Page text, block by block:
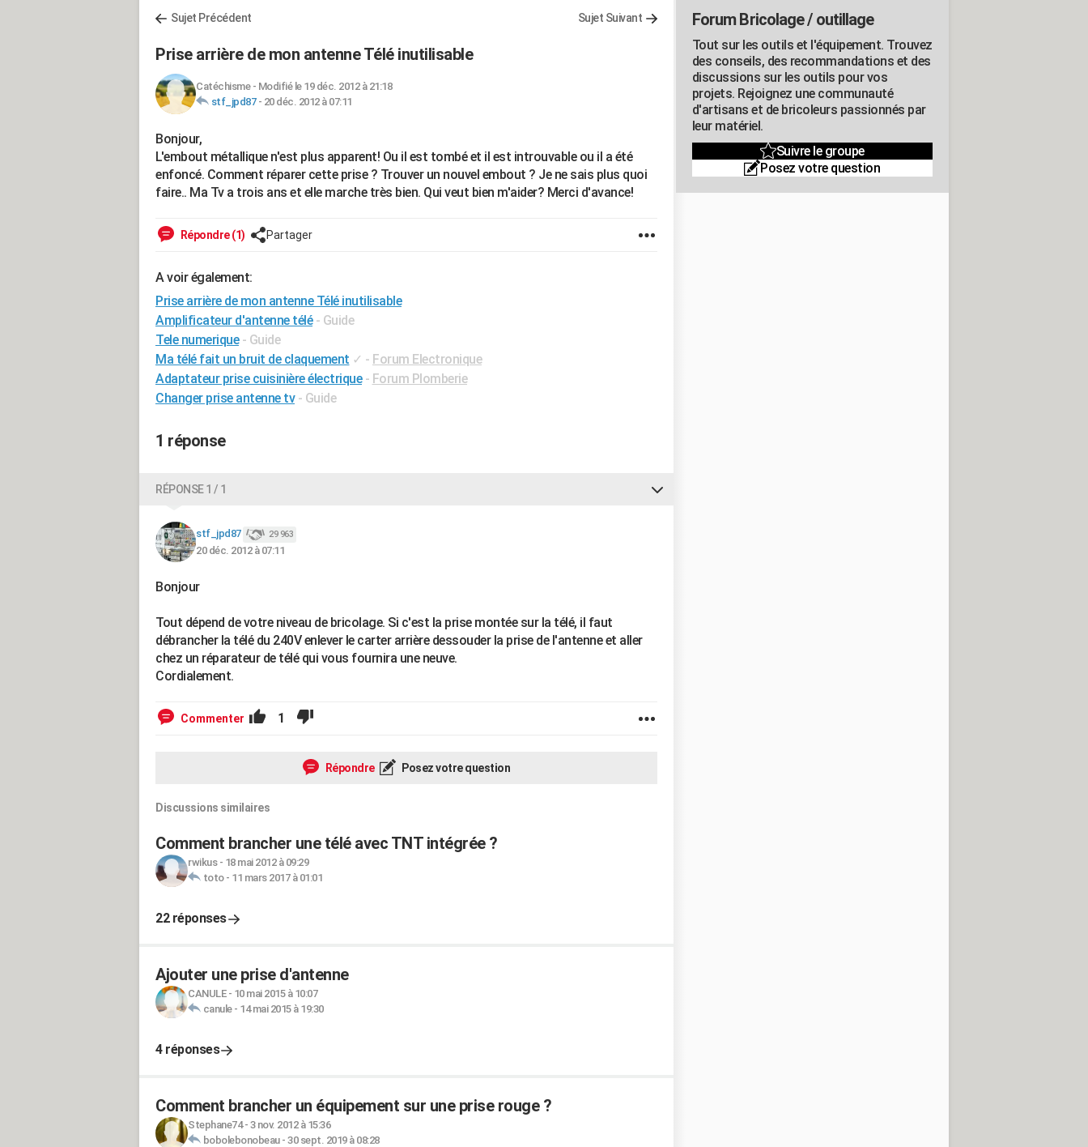
Sujet Précédent Sujet Suivant
Prise arrière de mon antenne Télé inutilisable
Catéchisme- Modifié le 19 déc. 2012 à 21:18
stf_jpd87- 20 déc. 2012 à 07:11
Bonjour,
L'embout métallique n'est plus apparent! Ou il est tombé et il est introuvable ou il a été
enfoncé. Comment réparer cette prise ? Trouver un nouvel embout ? Je ne sais plus quoi
faire.. Ma Tv a trois ans et elle marche très bien. Qui veut bien m'aider? Merci d'avance!
Répondre (1) Partager
A voir également:
Prise arrière de mon antenne Télé inutilisable
Amplificateur d'antenne télé - Guide
Tele numerique - Guide
Ma télé fait un bruit de claquement ✓ - Forum Electronique
Adaptateur prise cuisinière électrique - Forum Plomberie
Changer prise antenne tv - Guide
1 réponse
RÉPONSE 1 / 1
stf_jpd87 29 963
20 déc. 2012 à 07:11
Bonjour
Tout dépend de votre niveau de bricolage. Si c'est la prise montée sur la télé, il faut
débrancher la télé du 240V enlever le carter arrière dessouder la prise de l'antenne et aller
chez un réparateur de télé qui vous fournira une neuve.
Cordialement.
Commenter 1
Répondre Posez votre question
Discussions similaires
Comment brancher une télé avec TNT intégrée ?
rwikus- 18 mai 2012 à 09:29
toto- 11 mars 2017 à 01:01
22 réponses
Ajouter une prise d'antenne
CANULE- 10 mai 2015 à 10:07
canule- 14 mai 2015 à 19:30
4 réponses
Comment brancher un équipement sur une prise rouge ?
Stephane74- 3 nov. 2012 à 15:36
bobolebonobeau- 30 sept. 2019 à 08:28
Forum Bricolage / outillage
Tout sur les outils et l'équipement. Trouvez
des conseils, des recommandations et des
discussions sur les outils pour vos
projets. Rejoignez une communauté
d'artisans et de bricoleurs passionnés par
leur matériel.
Suivre le groupe
Posez votre question